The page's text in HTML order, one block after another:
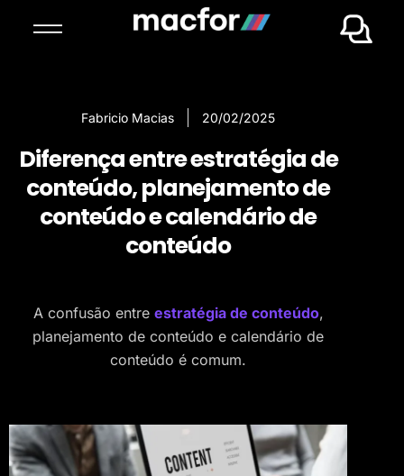
Fabricio Macias 20/02/2025
Diferença entre estratégia de
conteúdo, planejamento de
conteúdo e calendário de
conteúdo
A confusão entre estratégia de conteúdo,
planejamento de conteúdo e calendário de
conteúdo é comum.